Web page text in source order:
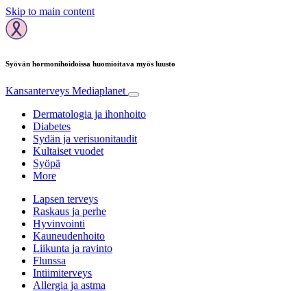
Skip to main content
Syövän hormonihoidoissa huomioitava myös luusto
Kansanterveys Mediaplanet
Dermatologia ja ihonhoito
Diabetes
Sydän ja verisuonitaudit
Kultaiset vuodet
Syöpä
More
Lapsen terveys
Raskaus ja perhe
Hyvinvointi
Kauneudenhoito
Liikunta ja ravinto
Flunssa
Intiimiterveys
Allergia ja astma